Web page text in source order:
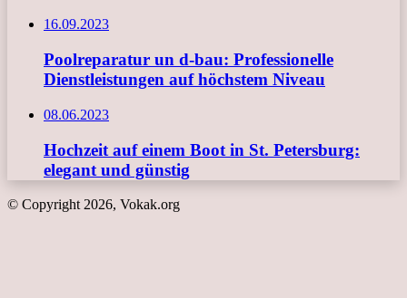
16.09.2023
Poolreparatur un d-bau: Professionelle
Dienstleistungen auf höchstem Niveau
08.06.2023
Hochzeit auf einem Boot in St. Petersburg:
elegant und günstig
© Copyright 2026, Vokak.org